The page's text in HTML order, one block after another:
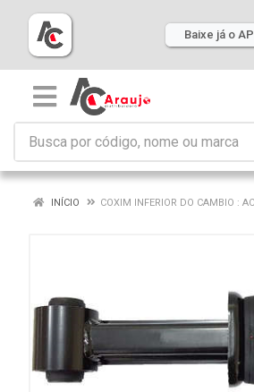
Baixe já o
INÍCIO COXIM INFERIOR DO CAMBIO :